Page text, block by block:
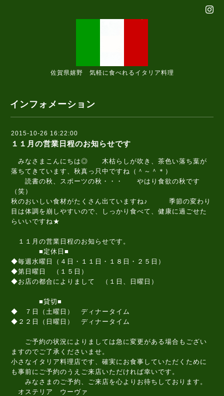
佐賀県嬉野 気軽に食べれるイタリア料理
インフォメーション
2015-10-26 16:22:00
１１月の営業日程のお知らせです
みなさまこんにちは◎ 木枯らしが吹き、茶色い落ち葉が
落ちてきています、秋真っ只中ですね（＾～＾＊）
読書の秋、スポーツの秋・・・ やはり食欲の秋です
（笑）
秋のおいしい食材がたくさん出ていますね♪ 季節の変わり
目は体調を崩しやすいので、しっかり食べて、健康に過ごせた
らいいですね★
１１月の営業日程のお知らせです。
■定休日■
◆毎週水曜日（４日・１１日・１８日・２５日）
◆第日曜日 （１５日）
◆お店の都合によりまして （１日、日曜日）
■貸切■
◆ ７日（土曜日） ディナータイム
◆２２日（日曜日） ディナータイム
ご予約の状況によりましては急に変更がある場合もござい
ますのでご了承くださいませ。
小さなイタリア料理店です、確実にお食事していただくために
も事前にご予約のうえご来店いただければ幸いです。
みなさまのご予約、ご来店を心よりお待ちしております。
オステリア ウーヴァ